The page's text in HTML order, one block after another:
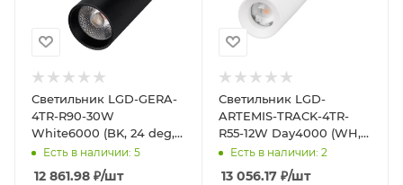
Светильник LGD-GERA-
4TR-R90-30W
White6000 (BK, 24 deg,
230V, DALI) (Arlight, IP20
Металл, 5 лет)
Есть в наличии: 5
12 861.98 ₽/шт
Светильник LGD-
ARTEMIS-TRACK-4TR-
R55-12W Day4000 (WH,
8-80 deg, 230V, DALI)
(Arlight, IP20 Металл, 5
Есть в наличии: 2
13 056.17₽/шт